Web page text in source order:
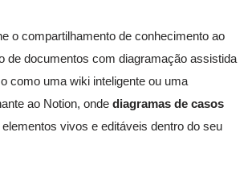
o compartilhamento de conhecimento ao
de documentos com diagramação assistida
como uma wiki inteligente ou uma
ao Notion, onde diagramas de casos
vivos e editáveis dentro do seu